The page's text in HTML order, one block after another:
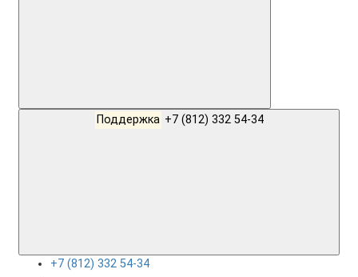
Поддержка +7 (812) 332 54-34
+7 (812) 332 54-34